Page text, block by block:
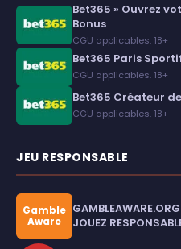
Bet365 » Ouvrez
Bonus
CGU applicables. 18+
Bet365 Paris
CGU applicables. 18+
Bet365 Créateur
CGU applicables. 18+
JEU RESPONSABLE
Gamble
Aware
GAMBLEAWARE.ORG
JOUEZ